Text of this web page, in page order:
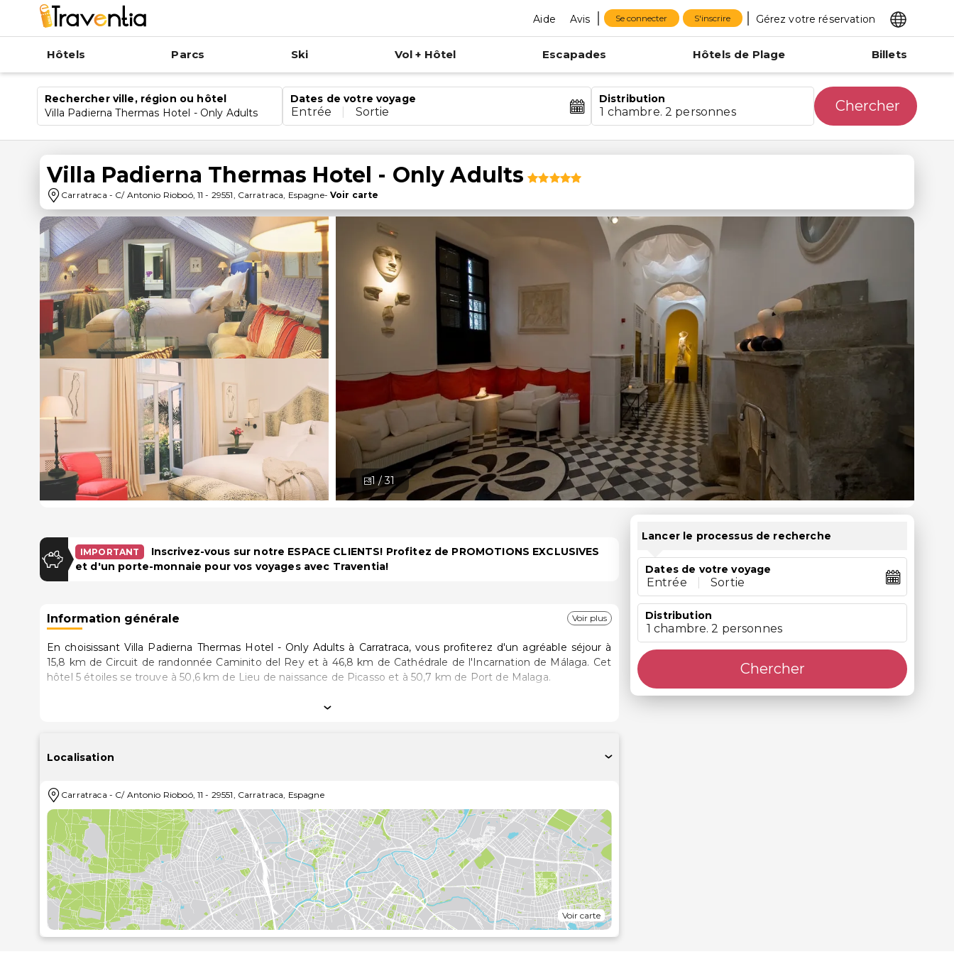
Aide Avis Se connecter S'inscrire Gérez votre réservation
Hôtels Parcs Ski Vol + Hôtel Escapades Hôtels de Plage Billets
Rechercher ville, région ou hôtel
Villa Padierna Thermas Hotel - Only Adults
Dates de votre voyage
Entrée Sortie
Distribution
1 chambre. 2 personnes Chercher
Villa Padierna Thermas Hotel - Only Adults
Carratraca - C/ Antonio Rioboó, 11 - 29551, Carratraca, Espagne-Voir carte
1 /31
IMPORTANT
Inscrivez-vous sur notre ESPACE CLIENTS! Profitez de PROMOTIONS EXCLUSIVES
et d'un porte-monnaie pour vos voyages avec Traventia!
Information générale Voir plus
En choisissant Villa Padierna Thermas Hotel - Only Adults à Carratraca, vous profiterez d'un agréable séjour à
15,8 km de Circuit de randonnée Caminito del Rey et à 46,8 km de Cathédrale de l'Incarnation de Málaga. Cet
hôtel 5 étoiles se trouve à 50,6 km de Lieu de naissance de Picasso et à 50,7 km de Port de Malaga.
Les 43 chambres climatisées de l'établissement vous invitent à la détente et comprennent un minibar et une
une douche est à votre disposition. Vous y trouvez également des articles de toilette de luxe et un sèche-
Rejoignez le spa de l'établissement, un centre bien-être qui propose des massages, des soins corporels et des
soins du visage, et permettez qu'on prenne soin de vous. N'hésitez surtout pas à profitez des nombreuses
infrastructures de loisirs qui incluent notamment 5 piscines couvertes et un centre de remise en forme. Cet
hôtel propose également l'accès Wi-Fi à Internet gratuit, un service de concierge et une aire de pique-nique.
Pendant votre séjour dans cet hôtel, vous apprécierez son restaurant qui propose le déjeuner et le dîner. Si
vous préférez rester tranquille dans votre chambre, l’établissement offre également un service d'étage
(horaires limités). Dure journée ? L'établissement abrite 3 bars/lounges, idéal pour un moment de détente.
Localisation
Carratraca - C/ Antonio Rioboó, 11 - 29551, Carratraca, Espagne
Voir carte
Lancer le processus de recherche
Dates de votre voyage
Entrée Sortie
Distribution
1 chambre. 2 personnes
Chercher